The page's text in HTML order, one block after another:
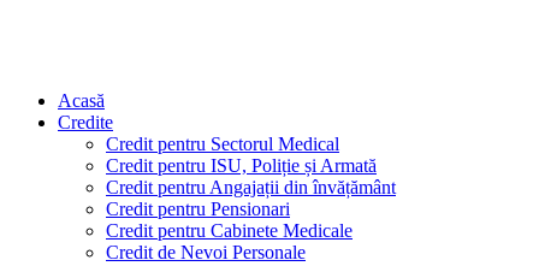
Acasă
Credite
Credit pentru Sectorul Medical
Credit pentru ISU, Poliție și Armată
Credit pentru Angajații din învățământ
Credit pentru Pensionari
Credit pentru Cabinete Medicale
Credit de Nevoi Personale